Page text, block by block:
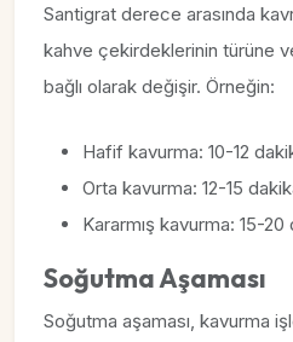
Santigrat derece arasında
kahve çekirdeklerinin türüne
bağlı olarak değişir. Örneğin:
Hafif kavurma: 10-12
Orta kavurma: 12-15
Kararmış kavurma: 15-20
Soğutma Aşaması
Soğutma aşaması, kavurma